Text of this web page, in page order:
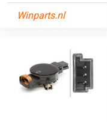
Winparts.nl